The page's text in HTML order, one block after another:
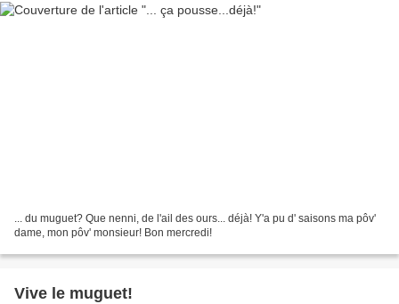
... du muguet? Que nenni, de l'ail des ours... déjà! Y'a pu d' saisons ma pôv'
dame, mon pôv' monsieur! Bon mercredi!
Vive le muguet!